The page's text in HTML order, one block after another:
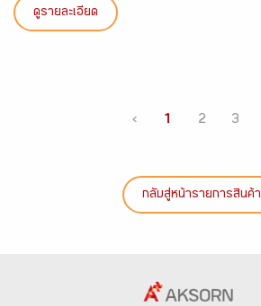
ดูรายละเอียด
‹ 1 2 3
กลับสู่หน้ารายการสินค้า